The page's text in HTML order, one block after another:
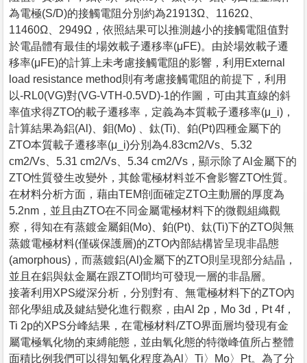
為電極(S/D)的接觸電阻分別約為21913Ω、1162Ω、
11460Ω、2949Ω，依照結果可以推測越小的接觸電阻值對
於電晶體有最佳的場效載子遷移率(μFE)。由於場效載子遷
移率(μFE)的計算上未考慮接觸電阻的影響，利用External
load resistance method則有考慮接觸電阻的前提下，利用
以-RL0(VG)對(VG-VTH-0.5VD)-1的作圖，可由其直線的斜
率值求得ZTO的載子遷移率，定義為本質載子遷移率(μ_i)，
計算結果為鋁(Al)、鉬(Mo) 、鈦(Ti)、鉑(Pt)四種金屬下的
ZTO本質載子遷移率(μ_i)分別為4.83cm2/Vs、5.32
cm2/Vs、5.31 cm2/Vs、5.34 cm2/Vs，顯示除了Al金屬下的
ZTO性質發生改變外，其餘電極材料並不會影響ZTO性質。
在材料分析方面，藉由TEM剖面確定ZTO主動層的厚度為
5.2nm，並且由ZTO在不同金屬電極材料下的微觀組織觀
察，得知在有蒸鍍金屬鉬(Mo)、鉑(Pt)、鈦(Ti)下的ZTO與無
蒸鍍電極材料(僅碳保護層)的ZTO內部結構皆呈現非晶態
(amorphous)，而蒸鍍鋁(Al)金屬下的ZTO則呈現部分結晶，
並且在鋁與鈦金屬在跟ZTO間均可發現一層的非晶層。
接著利用XPS縱深分析，分別對有、無電極材料下的ZTO內
部化學組成及鍵結變化進行觀察，由Al 2p，Mo 3d，Pt 4f，
Ti 2p的XPS分峰結果，在電極材料/ZTO界面層均發現有金
屬電極氧化物的束縛能態，並由氧化態的特徵峰值所占整體
面積比例我們可以得知氧化程度為Al〉Ti〉Mo〉Pt。為了分